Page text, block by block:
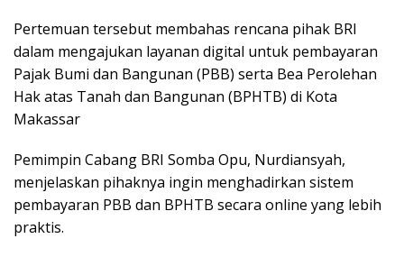
Pertemuan tersebut membahas rencana pihak BRI
dalam mengajukan layanan digital untuk pembayaran
Pajak Bumi dan Bangunan (PBB) serta Bea Perolehan
Hak atas Tanah dan Bangunan (BPHTB) di Kota
Makassar
Pemimpin Cabang BRI Somba Opu, Nurdiansyah,
menjelaskan pihaknya ingin menghadirkan sistem
pembayaran PBB dan BPHTB secara online yang lebih
praktis.